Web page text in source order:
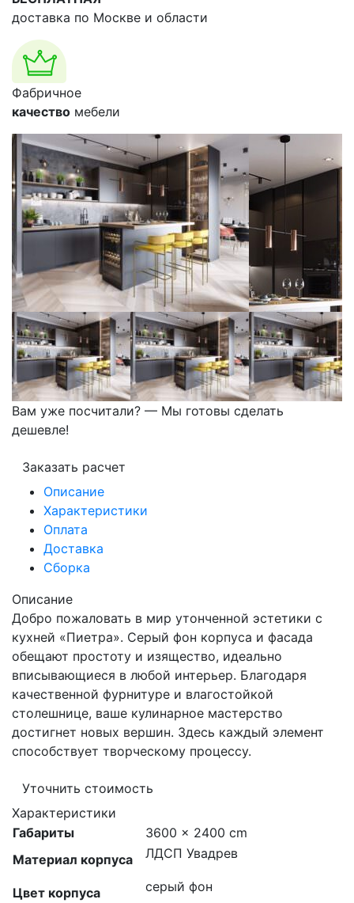
доставка по Москве и области
Фабричное
качество мебели
Вам уже посчитали? — Мы готовы сделать
дешевле!
Заказать расчет
Описание
Характеристики
Оплата
Доставка
Сборка
Описание
Добро пожаловать в мир утонченной эстетики с
кухней «Пиетра». Серый фон корпуса и фасада
обещают простоту и изящество, идеально
вписывающиеся в любой интерьер. Благодаря
качественной фурнитуре и влагостойкой
столешнице, ваше кулинарное мастерство
достигнет новых вершин. Здесь каждый элемент
способствует творческому процессу.
Уточнить стоимость
Характеристики
Габариты
3600 × 2400 cm
Материал корпуса
ЛДСП Увадрев
Цвет корпуса серый фон